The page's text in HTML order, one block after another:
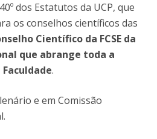
dos Estatutos da UCP, que
os conselhos científicos das
Científico da FCSE da
que abrange toda a
.
e em Comissão